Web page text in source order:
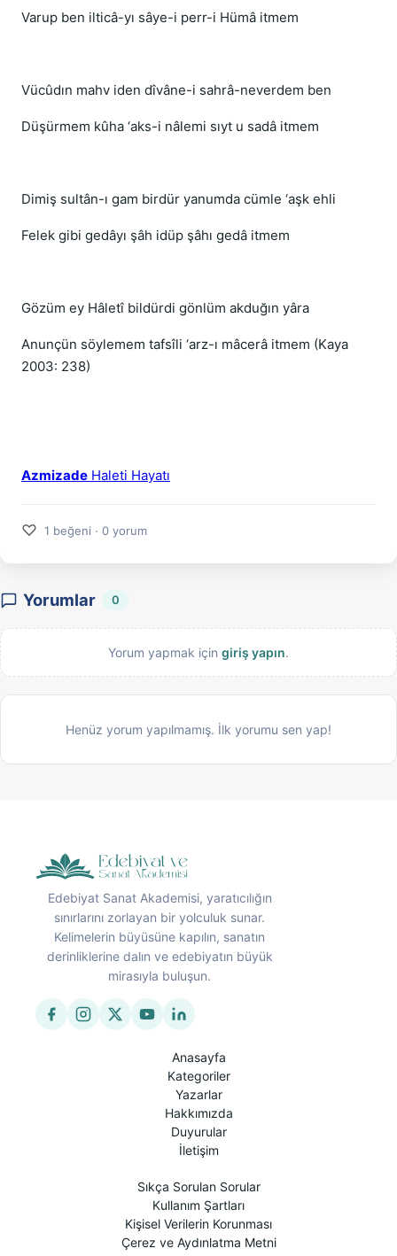
Varup ben ilticâ-yı sâye-i perr-i Hümâ itmem
Vücûdın mahv iden dîvâne-i sahrâ-neverdem ben
Düşürmem kûha ‘aks-i nâlemi sıyt u sadâ itmem
Dimiş sultân-ı gam birdür yanumda cümle ‘aşk ehli
Felek gibi gedâyı şâh idüp şâhı gedâ itmem
Gözüm ey Hâletî bildürdi gönlüm akduğın yâra
Anunçün söylemem tafsîli ‘arz-ı mâcerâ itmem (Kaya
2003: 238)
Azmizade Haleti Hayatı
♡ 1 beğeni · 0 yorum
Yorumlar 0
Yorum yapmak için giriş yapın.
Henüz yorum yapılmamış. İlk yorumu sen yap!
Edebiyat Sanat Akademisi, yaratıcılığın
sınırlarını zorlayan bir yolculuk sunar.
Kelimelerin büyüsüne kapılın, sanatın
derinliklerine dalın ve edebiyatın büyük
mirasıyla buluşun.
Anasayfa
Kategoriler
Yazarlar
Hakkımızda
Duyurular
İletişim
Sıkça Sorulan Sorular
Kullanım Şartları
Kişisel Verilerin Korunması
Çerez ve Aydınlatma Metni